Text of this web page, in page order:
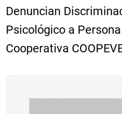
g
a
c
i
Denuncian
Psicológico a
Cooperativa